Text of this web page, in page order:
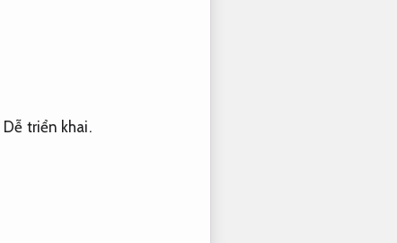
Dễ triển khai.